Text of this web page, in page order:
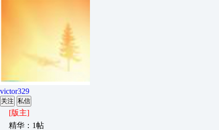
victor329
关注 私信
[版主]
精华：1帖